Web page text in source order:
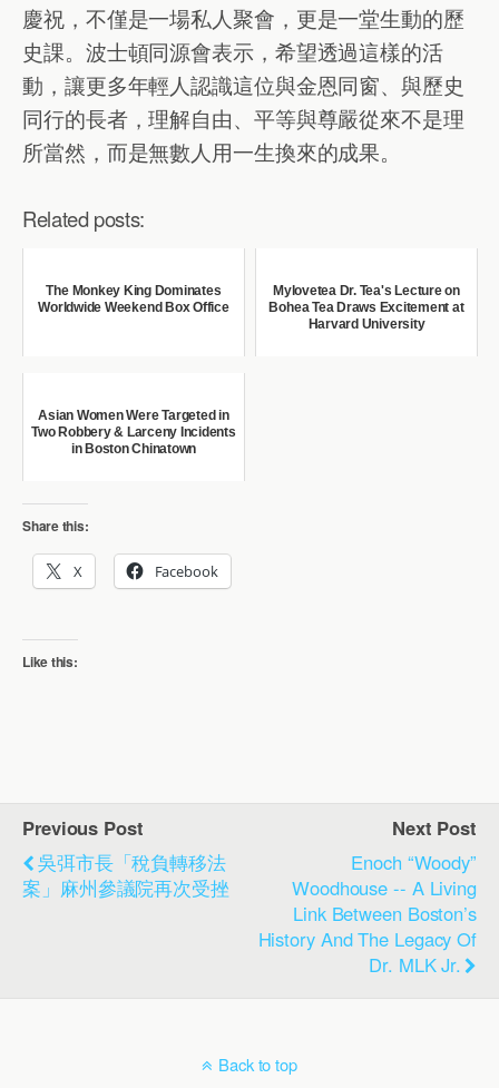
慶祝，不僅是一場私人聚會，更是一堂生動的歷
史課。波士頓同源會表示，希望透過這樣的活
動，讓更多年輕人認識這位與金恩同窗、與歷史
同行的長者，理解自由、平等與尊嚴從來不是理
所當然，而是無數人用一生換來的成果。
Related posts:
The Monkey King Dominates
Worldwide Weekend Box Office
Mylovetea Dr. Tea's Lecture on
Bohea Tea Draws Excitement at
Harvard University
Asian Women Were Targeted in
Two Robbery & Larceny Incidents
in Boston Chinatown
Share this:
X Facebook
Like this:
Previous Post
吳弭市長「稅負轉移法
案」麻州參議院再次受挫
Next Post
Enoch “Woody”
Woodhouse -- A Living
Link Between Boston’s
History And The Legacy Of
Dr. MLK Jr.
Back to top